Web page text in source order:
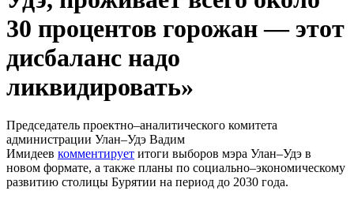
30 процентов горожан — этот
дисбаланс надо
ликвидировать»
Председатель проектно–аналитического комитета
администрации Улан–Удэ Вадим
Имидеев комментирует итоги выборов мэра Улан–Удэ в
новом формате, а также планы по социально–экономическому
развитию столицы Бурятии на период до 2030 года.